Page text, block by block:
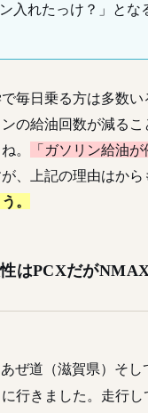
入れたっけ？」とな
毎日乗る方は多数い
の給油回数が減るこ
。
「ガソリン給油が
、上記の理由はから
。
はPCXだが
ぜ道（滋賀県）そし
行きました。走行し